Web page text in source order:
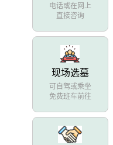
电话或在网上
直接咨询
现场选墓
可自驾或乘坐
免费班车前往